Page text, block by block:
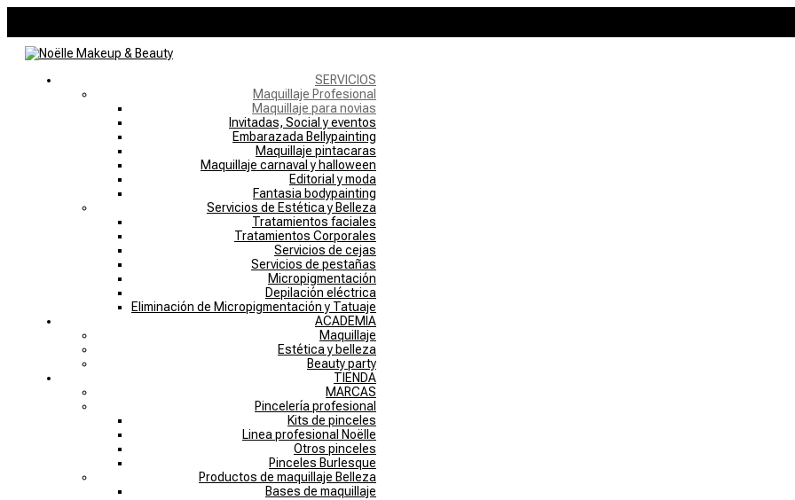
SERVICIOS
Maquillaje Profesional
Maquillaje para novias
Invitadas, Social y eventos
Embarazada Bellypainting
Maquillaje pintacaras
Maquillaje carnaval y halloween
Editorial y moda
Fantasia bodypainting
Servicios de Estética y Belleza
Tratamientos faciales
Tratamientos Corporales
Servicios de cejas
Servicios de pestañas
Micropigmentación
Depilación eléctrica
Eliminación de Micropigmentación y Tatuaje
ACADEMIA
Maquillaje
Estética y belleza
Beauty party
TIENDA
MARCAS
Pincelería profesional
Kits de pinceles
Linea profesional Noëlle
Otros pinceles
Pinceles Burlesque
Productos de maquillaje Belleza
Bases de maquillaje